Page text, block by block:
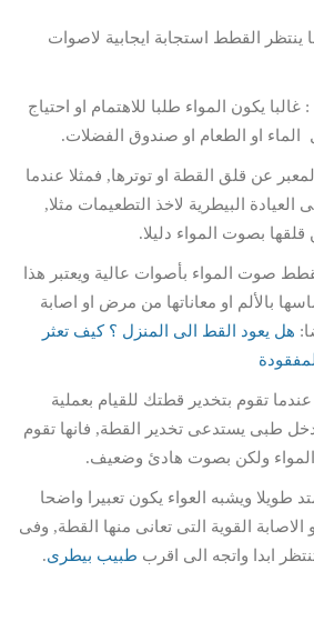
ينتظر القطط استجابة ايجابية لاصوات
يكون المواء طلبا للاهتمام او احتياج
او الطعام او صندوق الفضلات.
عن قلق القطة او توترها, فمثلا عندما
العيادة البيطرية لاخذ التطعيمات مثلا,
بصوت المواء دليلا.
صوت المواء بأصوات عالية ويعتبر هذا
بالألم او معاناتها من مرض او اصابة
هل يعود القط الى المنزل ؟ كيف تعثر
عندما تقوم بتخدير قطتك للقيام بعملية
طبى يستدعى تخدير القطة, فانها تقوم
ولكن بصوت هادئ وضعيف.
طويلا ويشبه العواء يكون تعبيرا واضحا
القوية التى تعانى منها القطة, وفى
ابدا واتجه الى اقرب طبيب بيطرى.